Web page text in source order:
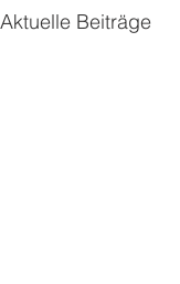
Aktuelle Beiträge